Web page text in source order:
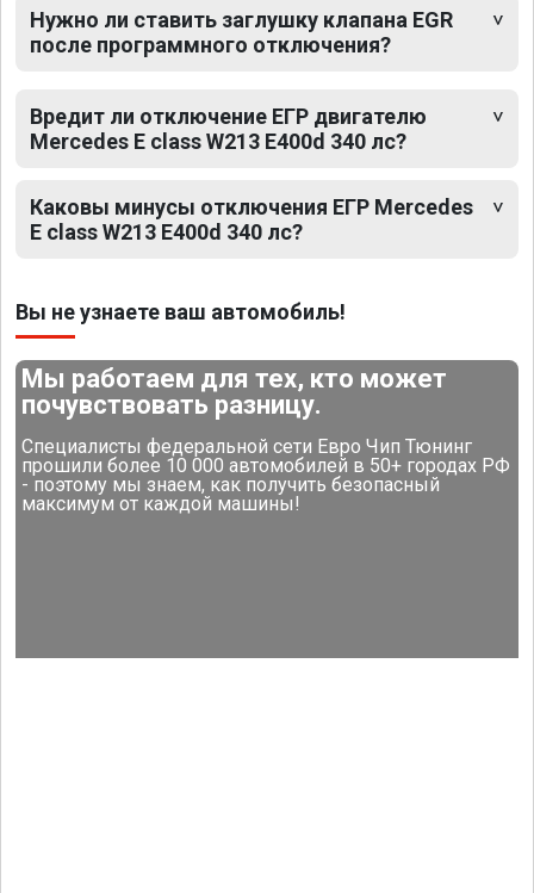
Нужно ли ставить заглушку клапана EGR
после программного отключения?
Вредит ли отключение ЕГР двигателю
Mercedes E class W213 E400d 340 лс?
Каковы минусы отключения ЕГР Mercedes
E class W213 E400d 340 лс?
Вы не узнаете ваш автомобиль!
Мы работаем для тех, кто может
почувствовать разницу.
Специалисты федеральной сети Евро Чип Тюнинг
прошили более 10 000 автомобилей в 50+ городах РФ
- поэтому мы знаем, как получить безопасный
максимум от каждой машины!